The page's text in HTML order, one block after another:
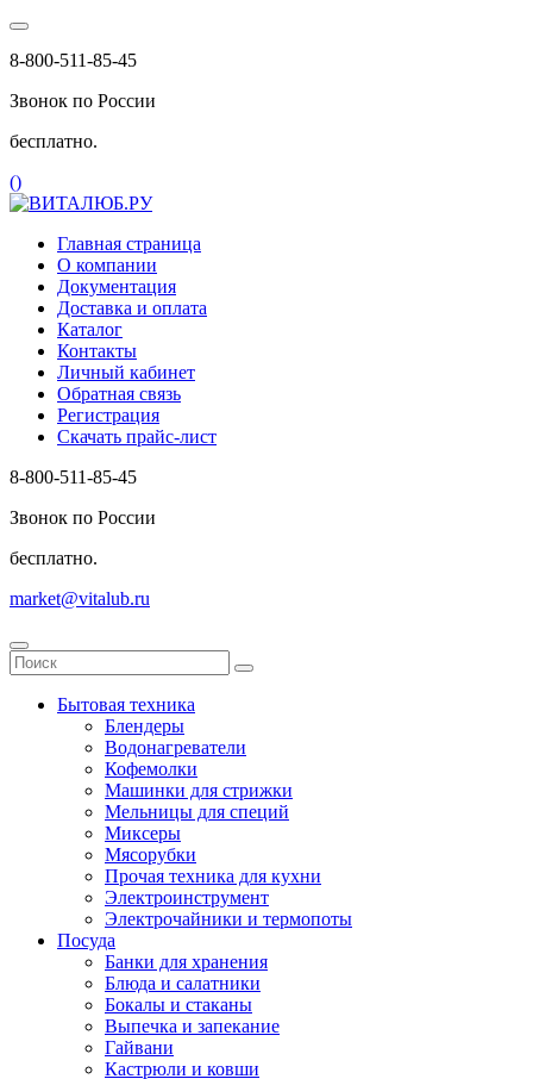
8-800-511-85-45
Звонок по России
бесплатно.
()
Главная страница
О компании
Документация
Доставка и оплата
Каталог
Контакты
Личный кабинет
Обратная связь
Регистрация
Скачать прайс-лист
8-800-511-85-45
Звонок по России
бесплатно.
market@vitalub.ru
Бытовая техника
Блендеры
Водонагреватели
Кофемолки
Машинки для стрижки
Мельницы для специй
Миксеры
Мясорубки
Прочая техника для кухни
Электроинструмент
Электрочайники и термопоты
Посуда
Банки для хранения
Блюда и салатники
Бокалы и стаканы
Выпечка и запекание
Гайвани
Кастрюли и ковши